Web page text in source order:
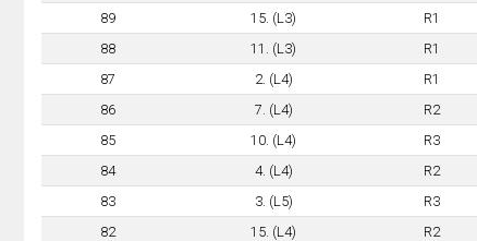
89
15. (L3) R1
88
11. (L3) R1
87
2. (L4) R1
86
7. (L4) R2
85
10. (L4) R3
84
4. (L4) R2
83
3. (L5) R3
82
15. (L4) R2